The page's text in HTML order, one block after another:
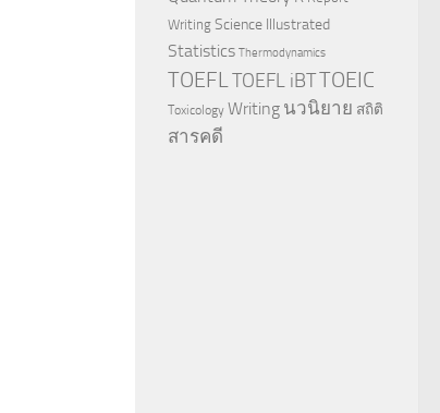
Writing Science Illustrated
Statistics Thermodynamics
TOEFL TOEFL iBTTOEIC
Toxicology Writing นวนิยาย สถิติ
สารคดี